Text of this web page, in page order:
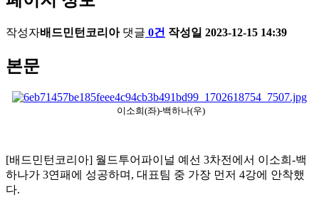
작성자배드민턴코리아 댓글 0건 작성일 2023-12-15 14:39
본문
이소희(좌)-백하나(우)
[배드민턴코리아] 월드투어파이널 예선 3차전에서 이소희 -백
하나가 3연패에 성공하며 , 대표팀 중 가장 먼저 4강에 안착했
다.